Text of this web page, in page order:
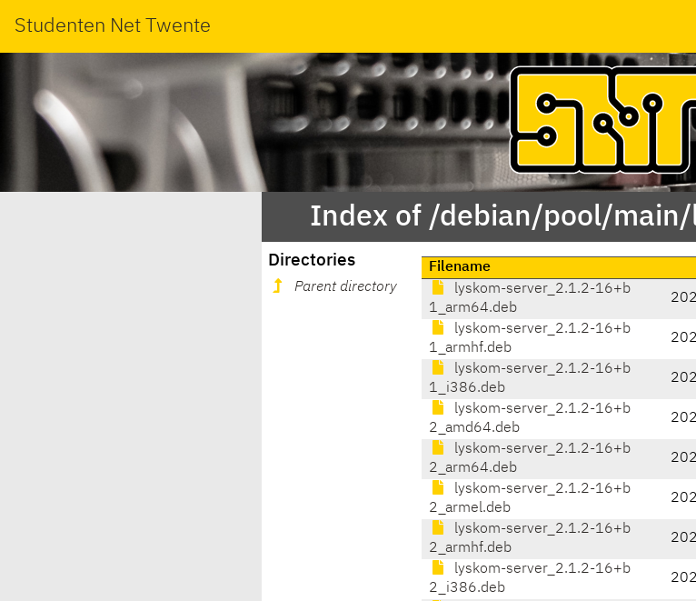
Studenten Net Twente
Index of /debian/pool/
Directories
Parent directory
Filename
lyskom-server_2.1.2-16+b
1_arm64.deb
lyskom-server_2.1.2-16+b
1_armhf.deb
lyskom-server_2.1.2-16+b
1_i386.deb
lyskom-server_2.1.2-16+b
2_amd64.deb
lyskom-server_2.1.2-16+b
2_arm64.deb
lyskom-server_2.1.2-16+b
2_armel.deb
lyskom-server_2.1.2-16+b
2_armhf.deb
lyskom-server_2.1.2-16+b
2_i386.deb